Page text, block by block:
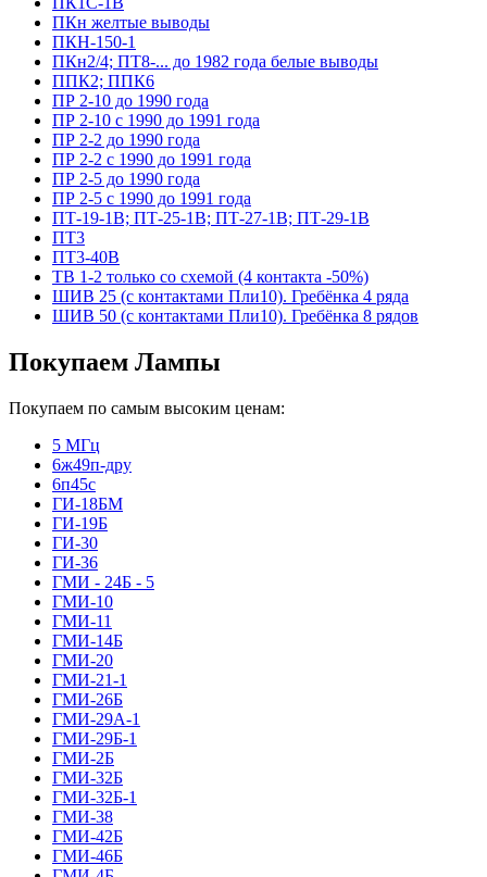
ПКн желтые выводы
ПКН-150-1
ПКн2/4; ПТ8-... до 1982 года белые выводы
ППК2; ППК6
ПР 2-10 до 1990 года
ПР 2-10 с 1990 до 1991 года
ПР 2-2 до 1990 года
ПР 2-2 с 1990 до 1991 года
ПР 2-5 до 1990 года
ПР 2-5 с 1990 до 1991 года
ПТ-19-1В; ПТ-25-1В; ПТ-27-1В; ПТ-29-1В
ПТ3
ПТ3-40В
ТВ 1-2 только со схемой (4 контакта -50%)
ШИВ 25 (с контактами Пли10). Гребёнка 4 ряда
ШИВ 50 (с контактами Пли10). Гребёнка 8 рядов
Покупаем Лампы
Покупаем по самым высоким ценам:
5 МГц
6ж49п-дру
6п45с
ГИ-18БМ
ГИ-19Б
ГИ-30
ГИ-36
ГМИ - 24Б - 5
ГМИ-10
ГМИ-11
ГМИ-14Б
ГМИ-20
ГМИ-21-1
ГМИ-26Б
ГМИ-29А-1
ГМИ-29Б-1
ГМИ-2Б
ГМИ-32Б
ГМИ-32Б-1
ГМИ-38
ГМИ-42Б
ГМИ-46Б